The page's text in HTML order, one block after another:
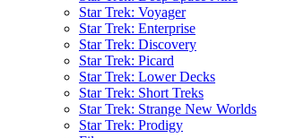
Star Trek: Voyager
Star Trek: Enterprise
Star Trek: Discovery
Star Trek: Picard
Star Trek: Lower Decks
Star Trek: Short Treks
Star Trek: Strange New Worlds
Star Trek: Prodigy